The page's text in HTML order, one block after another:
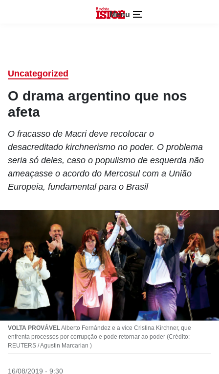
Menu
Uncategorized
O drama argentino que nos
afeta
O fracasso de Macri deve recolocar o
desacreditado kirchnerismo no poder. O problema
seria só deles, caso o populismo de esquerda não
ameaçasse o acordo do Mercosul com a União
Europeia, fundamental para o Brasil
VOLTA PROVÁVELAlberto Fernández e a vice Cristina Kirchner, que
enfrenta processos por corrupção e pode retornar ao poder (Crédito:
REUTERS / Agustin Marcarian )
16/08/2019 - 9:30